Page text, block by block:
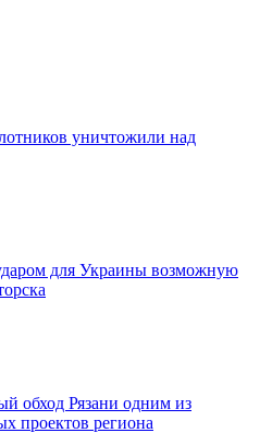
уничтожили над
для Украины возможную
обход Рязани одним из
проектов региона